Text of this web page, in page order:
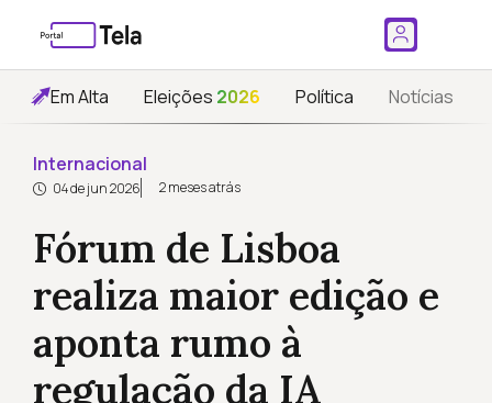
Em Alta Eleições 2026 Política Notícias
Internacional
04 de jun 2026 2 meses atrás
Fórum de Lisboa
realiza maior edição e
aponta rumo à
regulação da IA